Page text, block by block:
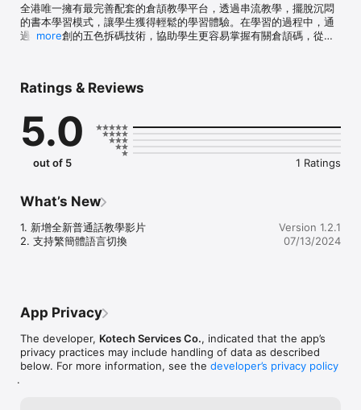
全港唯一擁有最完善配套的倉頡教學平台，透過串流教學，擺脫沉悶
的書本學習模式，讓學生獲得輕鬆的學習體驗。在學習的過程中，通
過我們獨創的五色拆碼技術，協助學生更容易掌握有關倉頡碼，從而
課程由我們專業導師編製，從最初的認識倉頡字母及輔助字形開始，
300 分鐘，涵蓋了 30 個多元化的練習，旨在全方位地提升學生的輸
入技巧。
專業導師影片教學
每個課堂均配備完整的投影片解說，結合豐富的圖文資料，並由專業
重點，從而更快速地掌握輸入法的精髓。
採用五色學倉頡核心
本平台採用獨創的五色拆碼技術，將練習字的倉頡字形按類別劃分成
more
Ratings & Reviews
5.0
out of 5 1 Ratings
What’s New
1. 新增全新普通話教學影片
2. 支持繁簡體語言切換
Version 1.2.1
07/13/2024
App Privacy
The developer, Kotech Services Co., indicated that the app’s
privacy practices may include handling of data as described
below. For more information, see the developer’s privacy policy
.